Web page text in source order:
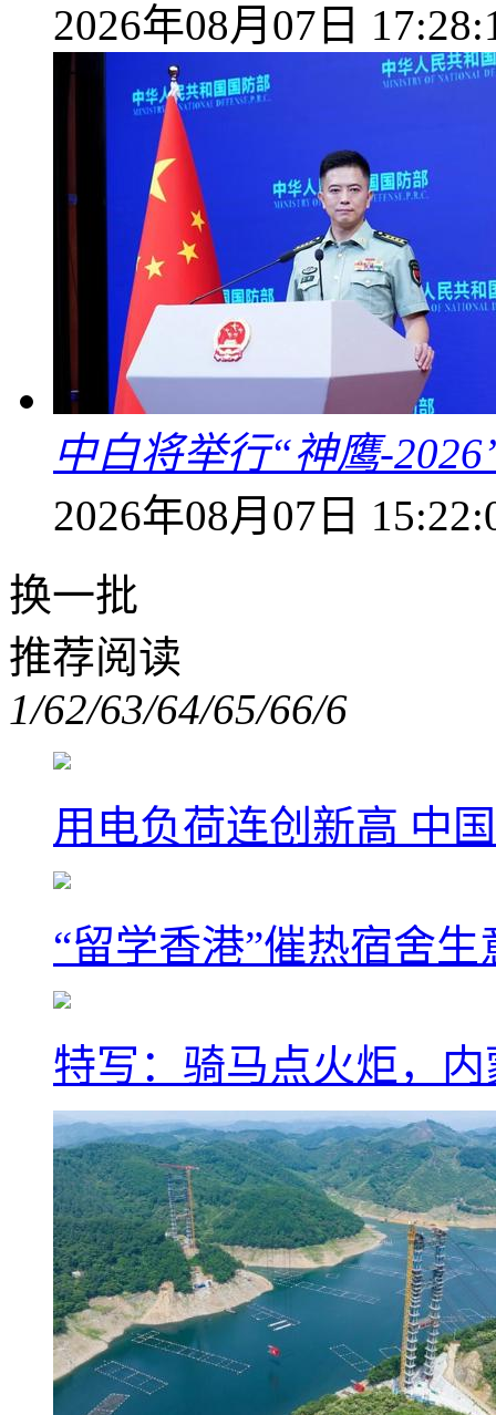
2026年08月07日
中白将举行“神鹰-
2026年08月07日
换一批
推荐阅读
1/62/63/64/65/66/6
用电负荷连创新高 中
“留学香港”催热宿舍
特写：骑马点火炬，